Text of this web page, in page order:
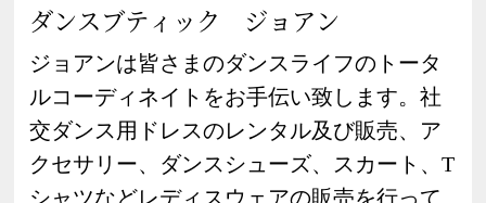
ダンスブティック ジョアン
ジョアンは皆さまのダンスライフのトータ
ルコーディネイトをお手伝い致します。社
交ダンス用ドレスのレンタル及び販売、ア
クセサリー、ダンスシューズ、スカート、T